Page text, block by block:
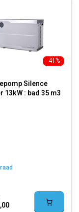
-41%
Silence
13kW : bad 35 m3